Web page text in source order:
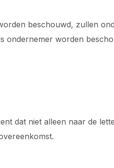
beschouwd, zullen
ondernemer worden
dat niet alleen naar de